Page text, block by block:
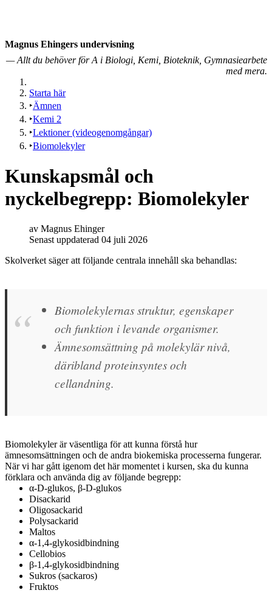
Magnus Ehingers under­visning
— Allt du behöver för A i Biologi, Kemi, Bioteknik, Gymnasiearbete
med mera.
Starta här
Ämnen
Kemi 2
Lektioner (videogenomgångar)
Biomolekyler
Kunskapsmål och
nyckelbegrepp: Biomolekyler
av Magnus Ehinger
Senast uppdaterad 04 juli 2026
Skolverket säger att följande centrala innehåll ska behandlas:
Biomolekylernas struktur, egenskaper
och funktion i levande organismer.
Ämnesomsättning på molekylär nivå,
däribland proteinsyntes och
cellandning.
Biomolekyler är väsentliga för att kunna förstå hur
ämnesomsättningen och de andra biokemiska processerna fungerar.
När vi har gått igenom det här momentet i kursen, ska du kunna
förklara och använda dig av följande begrepp:
α-D-glukos, β-D-glukos
Disackarid
Oligosackarid
Polysackarid
Maltos
α-1,4-glykosidbindning
Cellobios
β-1,4-glykosidbindning
Sukros (sackaros)
Fruktos